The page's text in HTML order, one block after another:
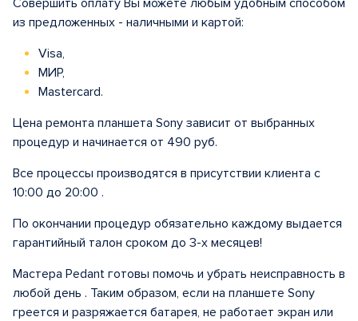
Совершить оплату Вы можете любым удобным способом
из предложенных - наличными и картой:
Visa,
МИР,
Mastercard.
Цена ремонта планшета Sony зависит от выбранных
процедур и начинается от 490 руб.
Все процессы производятся в присутствии клиента с
10:00 до 20:00 .
По окончании процедур обязательно каждому выдается
гарантийный талон сроком до 3-х месяцев!
Мастера Pedant готовы помочь и убрать неисправность в
любой день . Таким образом, если на планшете Sony
греется и разряжается батарея, не работает экран или